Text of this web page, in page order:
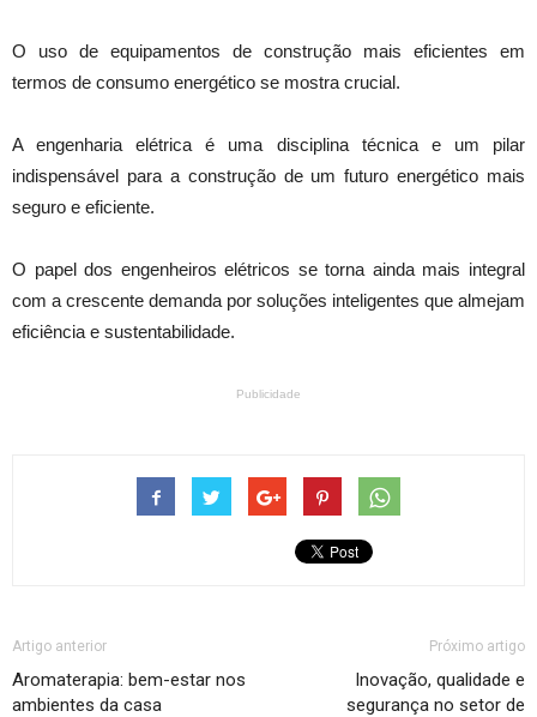
O uso de equipamentos de construção mais eficientes em
termos de consumo energético se mostra crucial.
A engenharia elétrica é uma disciplina técnica e um pilar
indispensável para a construção de um futuro energético mais
seguro e eficiente.
O papel dos engenheiros elétricos se torna ainda mais integral
com a crescente demanda por soluções inteligentes que almejam
eficiência e sustentabilidade.
Publicidade
Artigo anterior
Aromaterapia: bem-estar nos
ambientes da casa
Próximo artigo
Inovação, qualidade e
segurança no setor de